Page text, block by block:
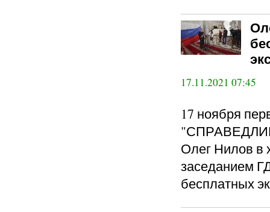
17.11.2021 07:45
17 ноября
Олег Нилов в
заседанием
бесплатных